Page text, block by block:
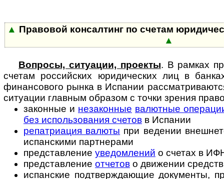
▲ Правовой консалтинг по счетам
▲
Вопросы, ситуации, проекты. В рамках
счетам российских юридических лиц в
финансового рынка в Испании
ситуации главным образом с точки зрения
законные и незаконные валютные
без использования счетов в Испании
репатриация валюты при ведении
испанскими партнерами
представление уведомлений о счетах в
представление отчетов о движении
испанские подтверждающие документы,